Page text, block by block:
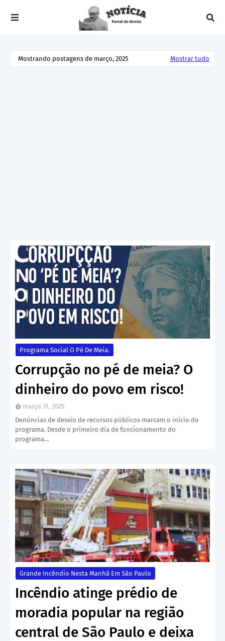
Mostrando postagens de março, 2025 Mostrar tudo
Programa Social O Pé De Meia.
Corrupção no pé de meia? O
dinheiro do povo em risco!
março 31, 2025
Denúncias de desvio de recursos públicos marcam o início do
programa. Desde o primeiro dia de funcionamento do
programa…
Grande Incêndio Nesta Manhã Em São Paulo
Incêndio atinge prédio de
moradia popular na região
central de São Paulo e deixa